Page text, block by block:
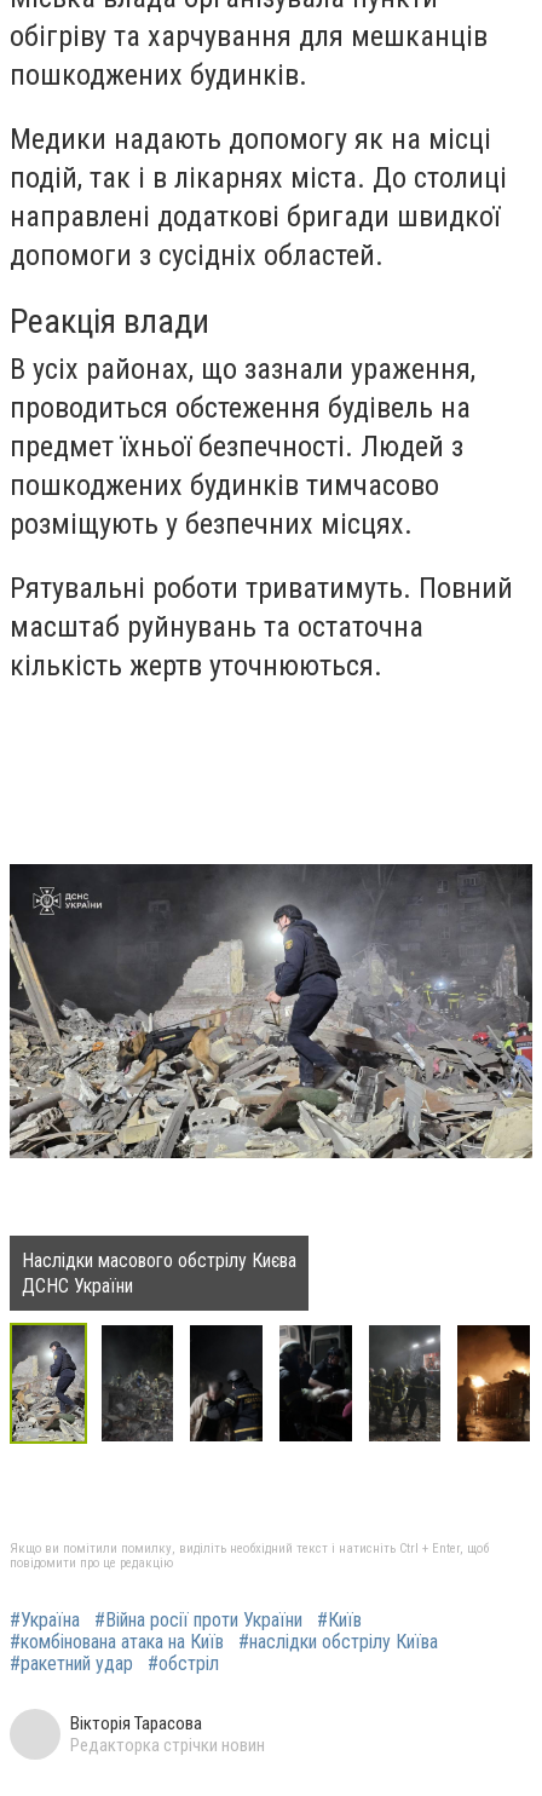
обігріву та харчування для мешканців
пошкоджених будинків.
Медики надають допомогу як на місці
подій, так і в лікарнях міста. До столиці
направлені додаткові бригади швидкої
допомоги з сусідніх областей.
Реакція влади
В усіх районах, що зазнали ураження,
проводиться обстеження будівель на
предмет їхньої безпечності. Людей з
пошкоджених будинків тимчасово
розміщують у безпечних місцях.
Рятувальні роботи триватимуть. Повний
масштаб руйнувань та остаточна
кількість жертв уточнюються.
Наслідки масового обстрілу Києва
ДСНС України
Якщо ви помітили помилку, виділіть необхідний текст і натисніть Ctrl + Enter, щоб
повідомити про це редакцію
#Україна #Війна росії проти України
#Київ
#комбінована атака на Київ
#наслідки обстрілу Київа
#ракетний удар
#обстріл
Вікторія Тарасова
Редакторка стрічки новин